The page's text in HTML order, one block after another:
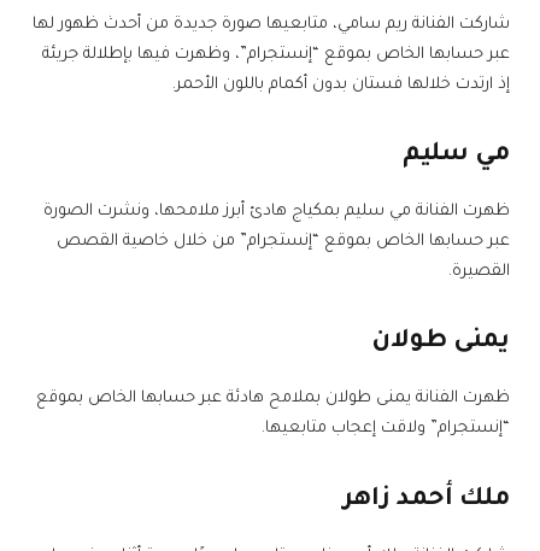
شاركت الفنانة ريم سامي، متابعيها صورة جديدة من أحدث ظهور لها
عبر حسابها الخاص بموقع “إنستجرام”، وظهرت فيها بإطلالة جريئة
إذ ارتدت خلالها فستان بدون أكمام باللون الأحمر.
مي سليم
ظهرت الفنانة مي سليم بمكياج هادئ أبرز ملامحها، ونشرت الصورة
عبر حسابها الخاص بموقع “إنستجرام” من خلال خاصية القصص
القصيرة.
يمنى طولان
ظهرت الفنانة يمنى طولان بملامح هادئة عبر حسابها الخاص بموقع
“إنستجرام” ولاقت إعجاب متابعيها.
ملك أحمد زاهر